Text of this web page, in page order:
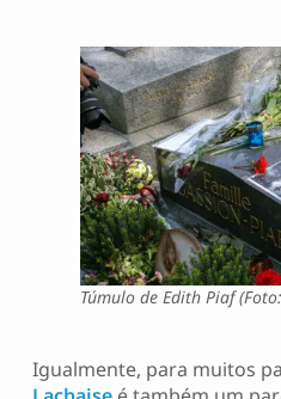
Túmulo de Edith Piaf
Igualmente, para muitos